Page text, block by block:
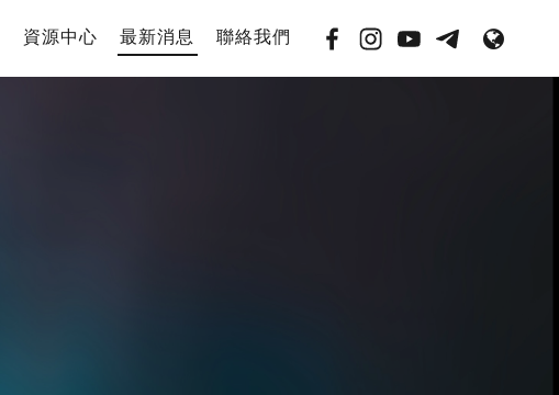
資源中心 最新消息 聯絡我們